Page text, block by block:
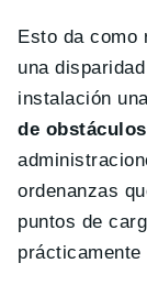
Esto da como
una
instalación
de obstáculos
ordenanzas
puntos de